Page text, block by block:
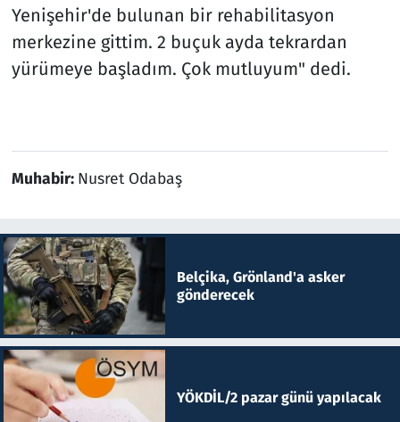
Yenişehir'de bulunan bir rehabilitasyon
merkezine gittim. 2 buçuk ayda tekrardan
yürümeye başladım. Çok mutluyum" dedi.
Muhabir: Nusret Odabaş
Belçika, Grönland'a asker
gönderecek
YÖKDİL/2 pazar günü yapılacak